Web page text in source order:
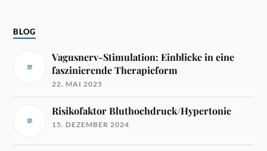
BLOG
Vagusnerv-Stimulation: Einblicke in eine
faszinierende Therapieform
22. MAI 2025
Risikofaktor Bluthochdruck/Hypertonie
15. DEZEMBER 2024